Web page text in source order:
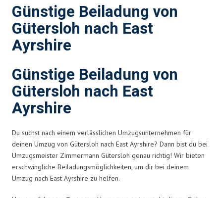
Günstige Beiladung von
Gütersloh nach East
Ayrshire
Günstige Beiladung von
Gütersloh nach East
Ayrshire
Du suchst nach einem verlässlichen Umzugsunternehmen für
deinen Umzug von Gütersloh nach East Ayrshire? Dann bist du bei
Umzugsmeister Zimmermann Gütersloh genau richtig! Wir bieten
erschwingliche Beiladungsmöglichkeiten, um dir bei deinem
Umzug nach East Ayrshire zu helfen.